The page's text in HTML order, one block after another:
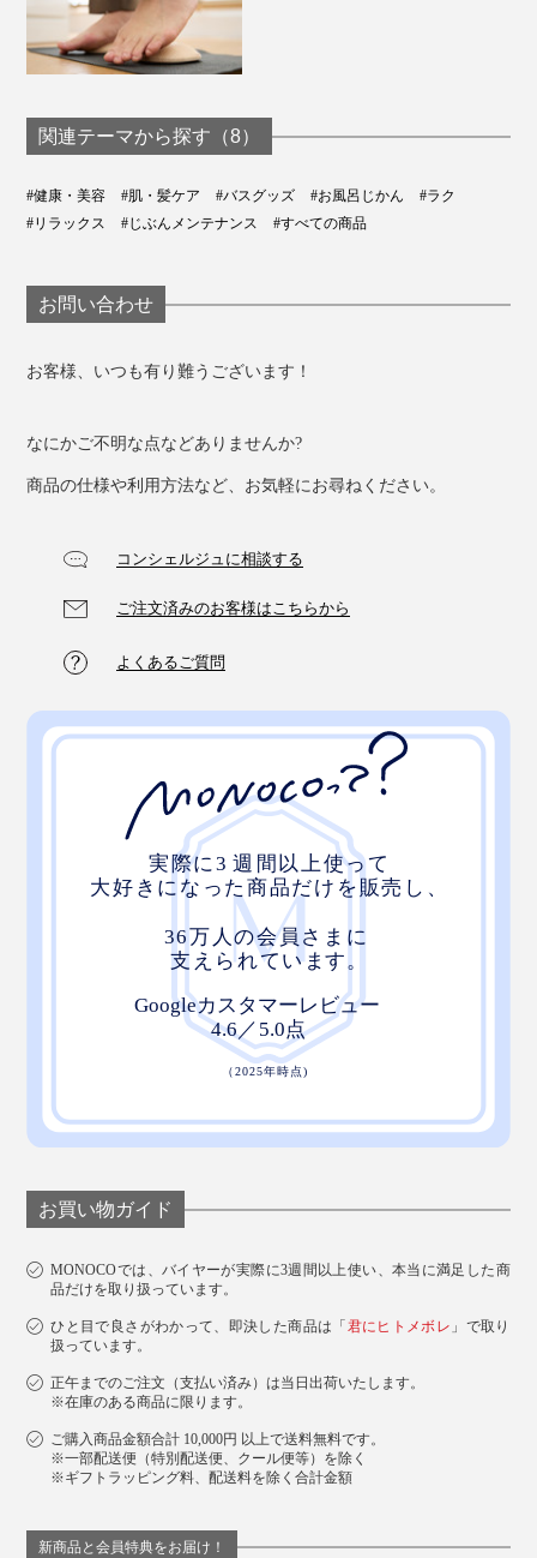
デザインです。
ャンプーの泡で手がすべらないように、ハンドルには凸
型のストッパーつきです。
夜のシャンプー時に、朝のブラッシング時に、昼や夕方
のリラックスタイムに……『572』の「スカルプブラ
シ」で、ぜひ頭皮ケアの新習慣を。
毎日続けることで、これからのあなたの髪に、“自信”を
与えてくれるでしょう。
関連テーマから探す（8）
#健康・美容 #肌・髪ケア #バスグッズ #お風呂じかん
#ラク
#リラックス
#じぶんメンテナンス #すべての商品
お問い合わせ
お客様、いつも有り難うございます！
なにかご不明な点などありませんか?
商品の仕様や利用方法など、お気軽にお尋ねください。
コンシェルジュに相談する
ご注文済みのお客様はこちらから
よくあるご質問
お買い物ガイド
MONOCOでは、バイヤーが実際に3週間以上使い、本当に満足した商
品だけを取り扱っています。
ひと目で良さがわかって、即決した商品は「 君にヒトメボレ 」で取り
扱っています。
正午までのご注文（支払い済み）は当日出荷いたします。
※在庫のある商品に限ります。
ご購入商品金額合計 10,000円 以上で送料無料です。
※一部配送便（特別配送便、クール便等）を除く
※ギフトラッピング料、配送料を除く合計金額
新商品と会員特典をお届け！